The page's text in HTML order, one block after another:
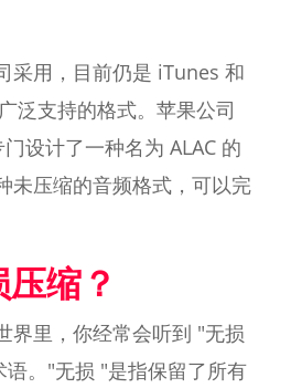
采用，目前仍是 iTunes 和
泛支持的格式。苹果公司
设计了一种名为 ALAC 的
未压缩的音频格式，可以完
缩？
界里，你经常会听到 "无损
。"无损 "是指保留了所有